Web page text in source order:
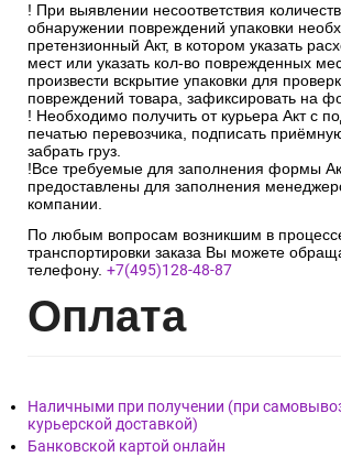
! При выявлении несоответствия
обнаружении повреждений упаковки
претензионный Акт, в котором указать
мест или указать кол-во поврежденных
произвести вскрытие упаковки для
повреждений товара, зафиксировать на
! Необходимо получить от курьера Акт с
печатью перевозчика, подписать
забрать груз.
!Все требуемые для заполнения формы
предоставлены для заполнения
компании.
По любым вопросам возникшим в
транспортировки заказа Вы можете
телефону. +7(495)128-48-87
Оплата
Наличными при получении (при
курьерской доставкой)
Банковской картой онлайн